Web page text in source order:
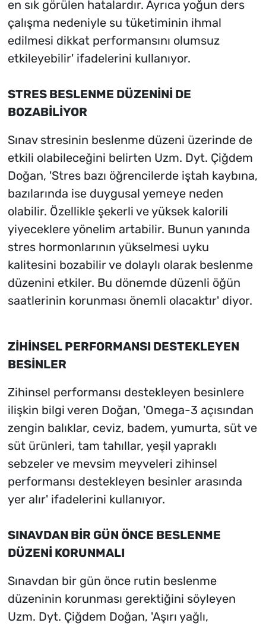
en sık görülen hatalardır. Ayrıca yoğun ders
çalışma nedeniyle su tüketiminin ihmal
edilmesi dikkat performansını olumsuz
etkileyebilir' ifadelerini kullanıyor.
STRES BESLENME DÜZENİNİ DE
BOZABİLİYOR
Sınav stresinin beslenme düzeni üzerinde de
etkili olabileceğini belirten Uzm. Dyt. Çiğdem
Doğan, 'Stres bazı öğrencilerde iştah kaybına,
bazılarında ise duygusal yemeye neden
olabilir. Özellikle şekerli ve yüksek kalorili
yiyeceklere yönelim artabilir. Bunun yanında
stres hormonlarının yükselmesi uyku
kalitesini bozabilir ve dolaylı olarak beslenme
düzenini etkiler. Bu dönemde düzenli öğün
saatlerinin korunması önemli olacaktır' diyor.
ZİHİNSEL PERFORMANSI DESTEKLEYEN
BESİNLER
Zihinsel performansı destekleyen besinlere
ilişkin bilgi veren Doğan, 'Omega-3 açısından
zengin balıklar, ceviz, badem, yumurta, süt ve
süt ürünleri, tam tahıllar, yeşil yapraklı
sebzeler ve mevsim meyveleri zihinsel
performansı destekleyen besinler arasında
yer alır' ifadelerini kullanıyor.
SINAVDAN BİR GÜN ÖNCE BESLENME
DÜZENİ KORUNMALI
Sınavdan bir gün önce rutin beslenme
düzeninin korunması gerektiğini söyleyen
Uzm. Dyt. Çiğdem Doğan, 'Aşırı yağlı,